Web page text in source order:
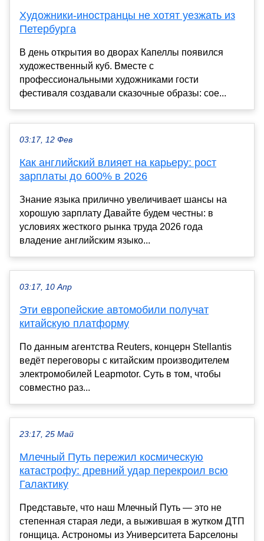
Художники-иностранцы не хотят уезжать из
Петербурга
В день открытия во дворах Капеллы появился
художественный куб. Вместе с
профессиональными художниками гости
фестиваля создавали сказочные образы: сое...
03:17, 12 Фев
Как английский влияет на карьеру: рост
зарплаты до 600% в 2026
Знание языка прилично увеличивает шансы на
хорошую зарплату Давайте будем честны: в
условиях жесткого рынка труда 2026 года
владение английским языко...
03:17, 10 Апр
Эти европейские автомобили получат
китайскую платформу
По данным агентства Reuters, концерн Stellantis
ведёт переговоры с китайским производителем
электромобилей Leapmotor. Суть в том, чтобы
совместно раз...
23:17, 25 Май
Млечный Путь пережил космическую
катастрофу: древний удар перекроил всю
Галактику
Представьте, что наш Млечный Путь — это не
степенная старая леди, а выжившая в жутком ДТП
гонщица. Астрономы из Университета Барселоны